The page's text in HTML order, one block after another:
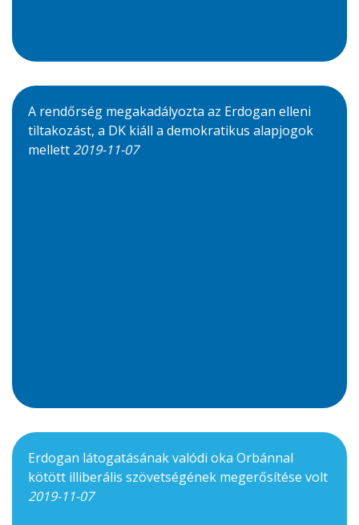
A rendőrség megakadályozta az Erdogan elleni
tiltakozást, a DK kiáll a demokratikus alapjogok
mellett 2019-11-07
Erdogan látogatásának valódi oka Orbánnal
kötött illiberális szövetségének megerősítése volt
2019-11-07